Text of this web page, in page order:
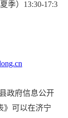
季）13:30-17:3
政府信息公开
》可以在济宁